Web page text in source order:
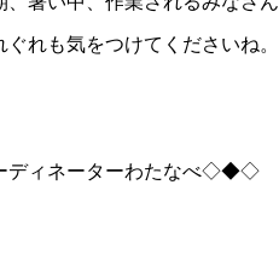
れも気をつけてくださいね。
ィネーターわたなべ◇◆◇